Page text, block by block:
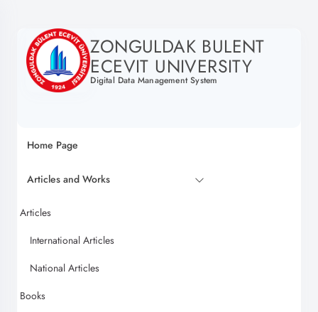
ZONGULDAK BULENT
ECEVIT UNIVERSITY
Digital Data Management System
Home Page
Articles and Works
Articles
International Articles
National Articles
Books